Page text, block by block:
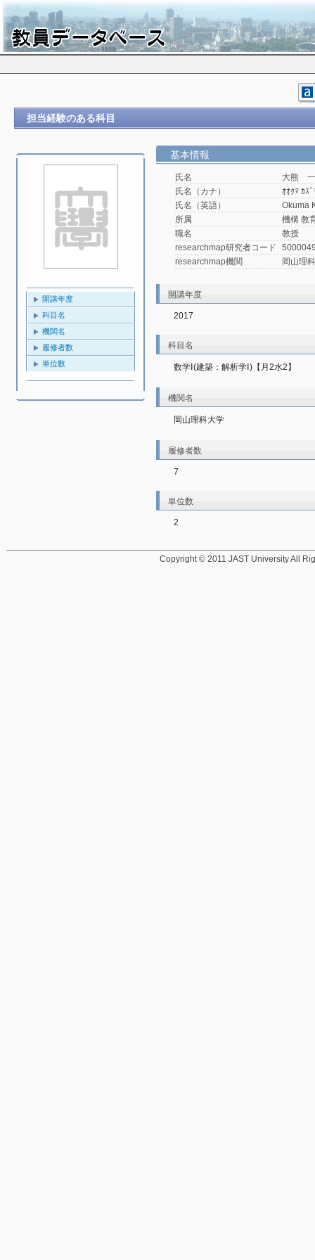
担当経験のある科目
開講年度
科目名
機関名
履修者数
単位数
基本情報
氏名
大熊
氏名（カナ）
ｵｵｸﾏ ｶｽ
氏名（英語）
Okuma
所属
機構 教
職名
教授
researchmap研究者コード
researchmap機関
岡山理
開講年度
2017
科目名
数学Ⅰ(建築：解析学Ⅰ)【月2水2】
機関名
岡山理科大学
履修者数
7
単位数
2